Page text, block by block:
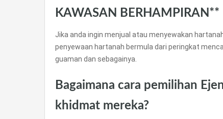
KAWASAN BERHAMPIRAN**
Jika anda ingin menjual atau menyewakan
penyewaan hartanah bermula dari peringkat
guaman dan sebagainya.
Bagaimana cara pemilihan
khidmat mereka?